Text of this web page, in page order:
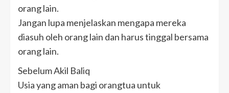
orang lain.
Jangan lupa menjelaskan mengapa mereka
diasuh oleh orang lain dan harus tinggal bersama
orang lain.
Sebelum Akil Baliq
Usia yang aman bagi orangtua untuk